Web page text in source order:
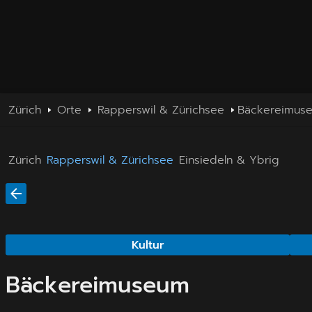
Zürich Orte Rapperswil & Zürichsee
Zürich Rapperswil & Zürichsee Einsiedeln & Ybrig
Kultur
Bäckereimuseum